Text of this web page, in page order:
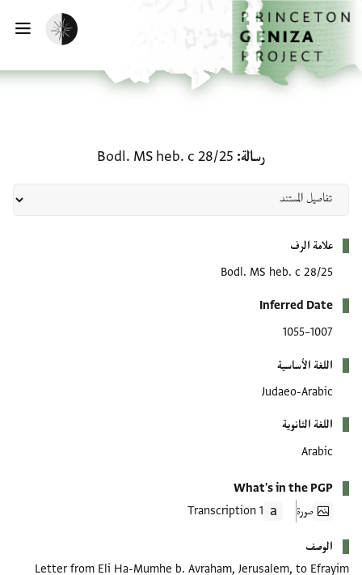
إلى المحتوى الرئيسي
الرئيسية
تفعيل الوضع المظلم
رسالة Bodl. MS heb. c 28/25
علامة الرف
Bodl. MS heb. c 28/25
Inferred Date
1007–1055
اللغة الأساسية
Judaeo-Arabic
اللغة الثانوية
Arabic
What's in the PGP
صورة
1 Transcription
الوصف
Letter from Eli Ha-Mumhe b. Avraham, Jerusalem, to Efrayim